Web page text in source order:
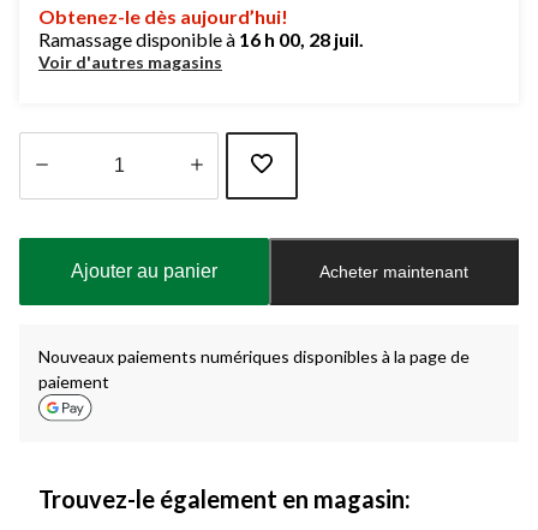
Obtenez-le dès aujourd’hui!
Ramassage disponible à 16 h 00, 28 juil.
Voir d'autres magasins
à
Ajouter au panier Acheter maintenant
Nouveaux paiements numériques disponibles à la page de
paiement
Trouvez-le également en magasin: